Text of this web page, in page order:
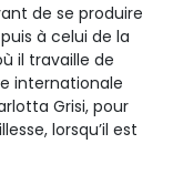
de se produire
à celui de la
il travaille de
internationale
Grisi, pour
lorsqu’il est